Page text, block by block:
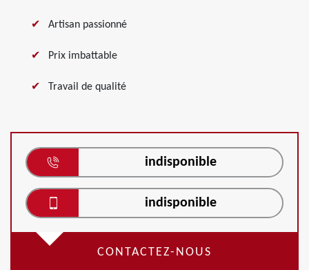
Artisan passionné
Prix imbattable
Travail de qualité
indisponible
indisponible
CONTACTEZ-NOUS